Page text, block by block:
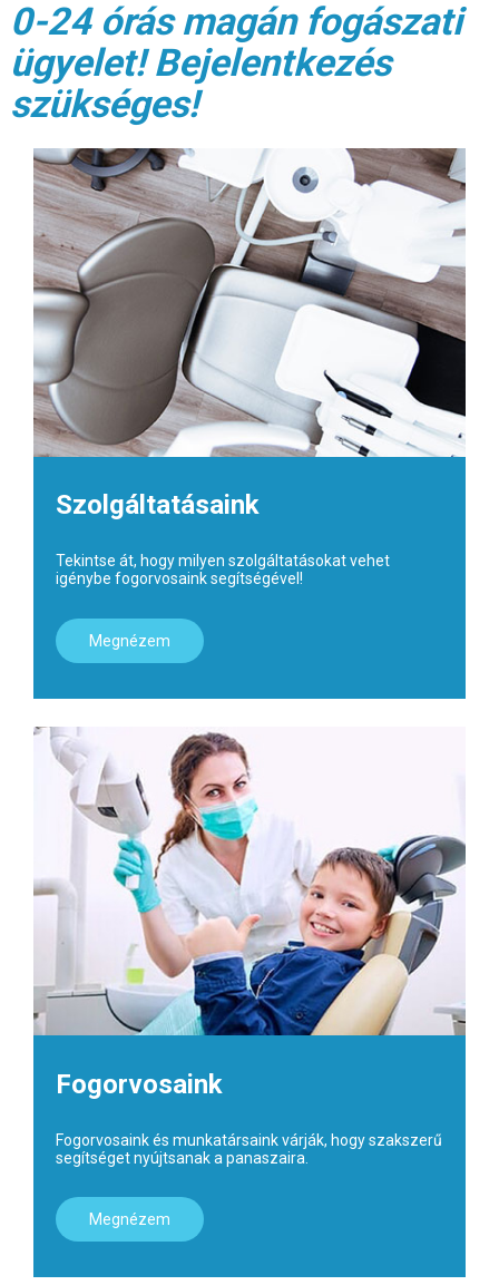
0-24 órás magán fogászati
ügyelet! Bejelentkezés
szükséges!
Szolgáltatásaink
Tekintse át, hogy milyen szolgáltatásokat vehet
igénybe fogorvosaink segítségével!
Megnézem
Fogorvosaink
Fogorvosaink és munkatársaink várják, hogy szakszerű
segítséget nyújtsanak a panaszaira.
Megnézem